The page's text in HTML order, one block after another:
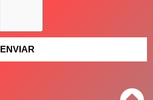
ENVIAR